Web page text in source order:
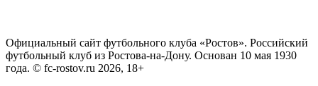
Официальный сайт футбольного клуба «Ростов». Российский
футбольный клуб из Ростова-на-Дону. Основан 10 мая 1930
года. © fc-rostov.ru 2026, 18+